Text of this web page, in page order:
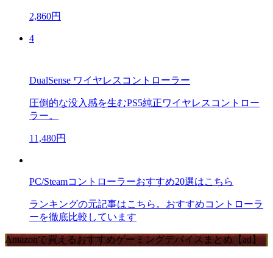
2,860円
4
DualSense ワイヤレスコントローラー
圧倒的な没入感を生むPS5純正ワイヤレスコントロー
ラー。
11,480円
PC/Steamコントローラーおすすめ20選はこちら
ランキングの元記事はこちら。おすすめコントローラ
ーを徹底比較しています
Amazonで買えるおすすめゲーミングデバイスまとめ【ad】